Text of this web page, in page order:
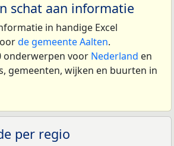
schat aan informatie
in handige Excel
de gemeente Aalten.
onderwerpen voor Nederland en
gemeenten, wijken en buurten in
per regio